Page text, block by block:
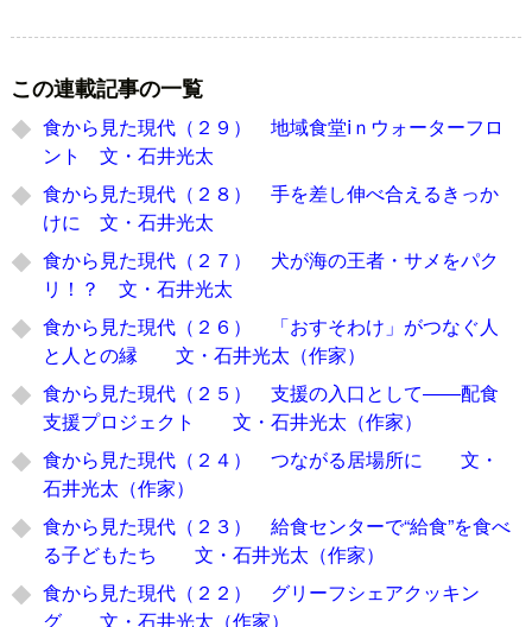
この連載記事の一覧
食から見た現代（２９） 地域食堂ⅰｎウォーターフロ
ント 文・石井光太
食から見た現代（２８） 手を差し伸べ合えるきっか
けに 文・石井光太
食から見た現代（２７） 犬が海の王者・サメをパク
リ！？ 文・石井光太
食から見た現代（２６） 「おすそわけ」がつなぐ人
と人との縁 文・石井光太（作家）
食から見た現代（２５） 支援の入口として――配食
支援プロジェクト 文・石井光太（作家）
食から見た現代（２４） つながる居場所に 文・
石井光太（作家）
食から見た現代（２３） 給食センターで“給食”を食べ
る子どもたち 文・石井光太（作家）
食から見た現代（２２） グリーフシェアクッキン
グ 文・石井光太（作家）